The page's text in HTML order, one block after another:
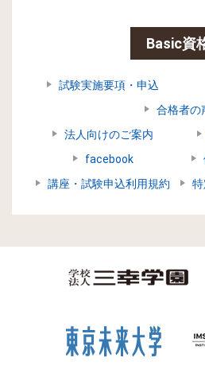
Basic資
試験実施要項・申込
合格者の
法人向けのご案内
facebook
講座・試験申込利用規約